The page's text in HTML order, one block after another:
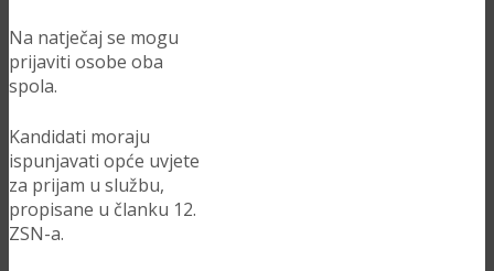
Na natječaj se mogu
prijaviti osobe oba
spola.
Kandidati moraju
ispunjavati opće uvjete
za prijam u službu,
propisane u članku 12.
ZSN-a.